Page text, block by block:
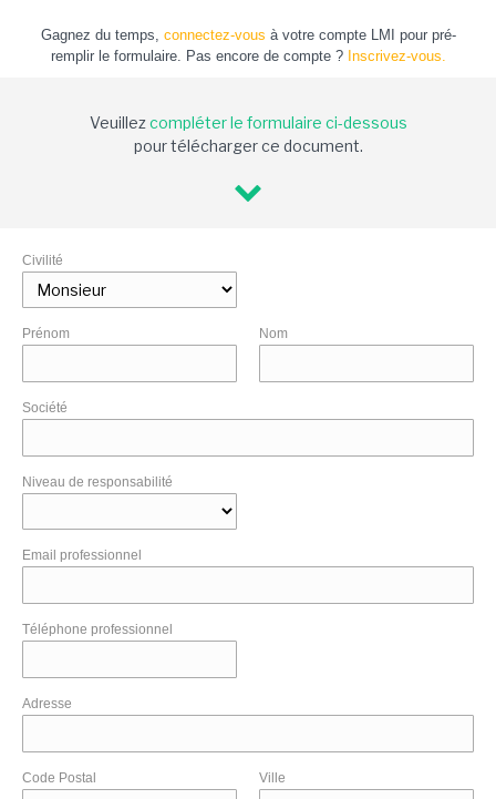
Gagnez du temps, connectez-vous à votre compte LMI pour pré-
remplir le formulaire. Pas encore de compte ? Inscrivez-vous.
Veuillezcompléter le formulaire ci-dessous
pour télécharger ce document.
Civilité
Prénom Nom
Société
Niveau de responsabilité
Email professionnel
Téléphone professionnel
Adresse
Code Postal Ville